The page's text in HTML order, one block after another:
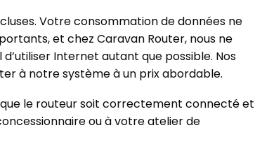
Votre consommation de données ne
et chez Caravan Router, nous ne
Internet autant que possible. Nos
à notre système à un prix abordable.
le routeur soit correctement connecté et
ou à votre atelier de